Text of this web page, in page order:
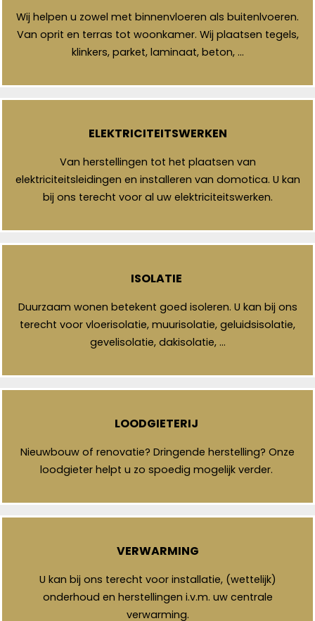
Wij helpen u zowel met binnenvloeren als buitenlvoeren.
Van oprit en terras tot woonkamer. Wij plaatsen tegels,
klinkers, parket, laminaat, beton, …
ELEKTRICITEITSWERKEN
Van herstellingen tot het plaatsen van
elektriciteitsleidingen en installeren van domotica. U kan
bij ons terecht voor al uw elektriciteitswerken.
ISOLATIE
Duurzaam wonen betekent goed isoleren. U kan bij ons
terecht voor vloerisolatie, muurisolatie, geluidsisolatie,
gevelisolatie, dakisolatie, …
LOODGIETERIJ
Nieuwbouw of renovatie? Dringende herstelling? Onze
loodgieter helpt u zo spoedig mogelijk verder.
VERWARMING
U kan bij ons terecht voor installatie, (wettelijk)
onderhoud en herstellingen i.v.m. uw centrale
verwarming.